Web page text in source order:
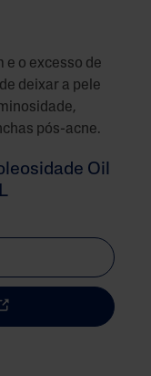
e o excesso de
deixar a pele
pós-acne.
Oil